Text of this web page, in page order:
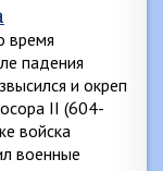
время
падения
и окреп
II (604-
войска
военные